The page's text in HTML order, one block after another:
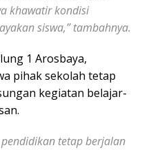
khawatir kondisi
siswa,” tambahnya.
1 Arosbaya,
pihak sekolah tetap
kegiatan belajar-
tetap berjalan